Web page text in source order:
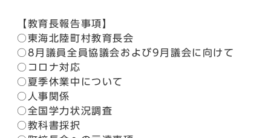
【教育長報告事項】
○東海北陸町村教育長会
○8月議員全員協議会および9月議会に向けて
○コロナ対応
○夏季休業中について
○人事関係
○全国学力状況調査
○教科書採択